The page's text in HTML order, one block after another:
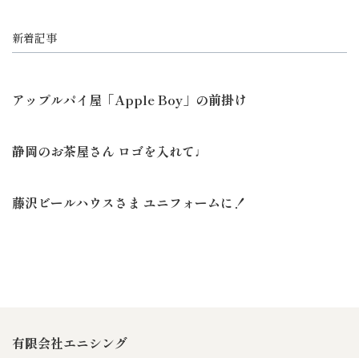
新着記事
アップルパイ屋「Apple Boy」の前掛け
静岡のお茶屋さん ロゴを入れて♩
藤沢ビールハウスさま ユニフォームに！
有限会社エニシング